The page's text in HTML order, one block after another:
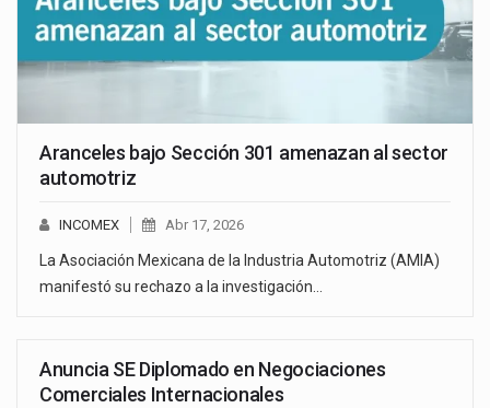
Aranceles bajo Sección 301 amenazan al sector
automotriz
INCOMEX Abr 17, 2026
La Asociación Mexicana de la Industria Automotriz (AMIA)
manifestó su rechazo a la investigación…
Anuncia SE Diplomado en Negociaciones
Comerciales Internacionales